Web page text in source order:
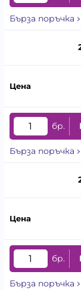
Бърза поръчка
бр.
Бърза поръчка
бр.
Бърза поръчка